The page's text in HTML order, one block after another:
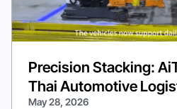
Precision Stacking:
Thai Automotive
May 28, 2026